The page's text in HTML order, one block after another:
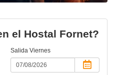
el Hostal Fornet?
Salida Viernes